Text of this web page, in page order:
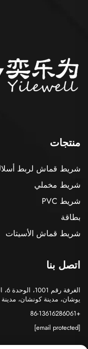
منتجات
شريط قماش لربط
شريط مخملي
شريط PVC
بطاقة
شريط قماش الأسيتات
اتصل بنا
يوشان، مدينة كونشان،
+86-13616286061
[email protected]